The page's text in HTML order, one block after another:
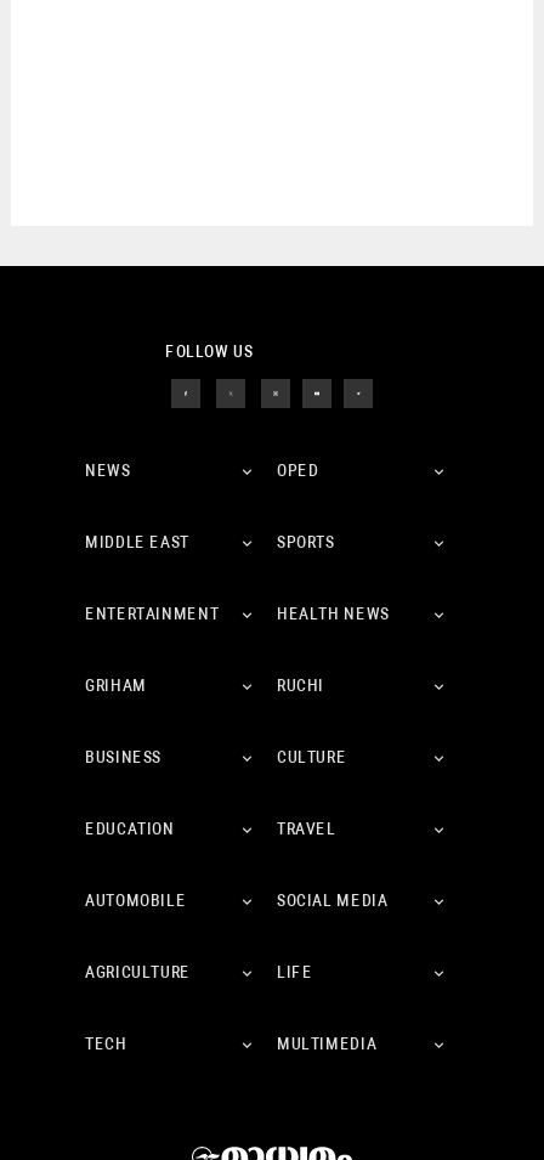
FOLLOW US
NEWS OPED
MIDDLE EAST SPORTS
ENTERTAINMENT HEALTH NEWS
GRIHAM RUCHI
BUSINESS CULTURE
EDUCATION TRAVEL
AUTOMOBILE SOCIAL MEDIA
AGRICULTURE LIFE
TECH MULTIMEDIA